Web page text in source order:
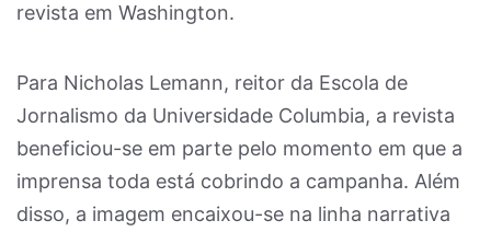
revista em Washington.
Para Nicholas Lemann, reitor da Escola de
Jornalismo da Universidade Columbia, a revista
beneficiou-se em parte pelo momento em que a
imprensa toda está cobrindo a campanha. Além
disso, a imagem encaixou-se na linha narrativa